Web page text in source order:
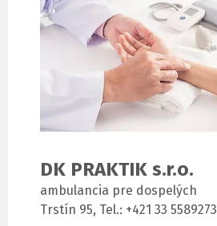
DK PRAKTIK s.r.o.
ambulancia pre dospelých
Trstín 95, Tel.: +421 33 5589273